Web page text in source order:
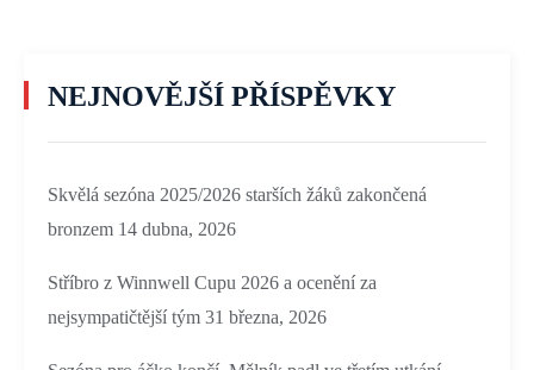
NEJNOVĚJŠÍ PŘÍSPĚVKY
Skvělá sezóna 2025/2026 starších žáků zakončená
bronzem 14 dubna, 2026
Stříbro z Winnwell Cupu 2026 a ocenění za
nejsympatičtější tým 31 března, 2026